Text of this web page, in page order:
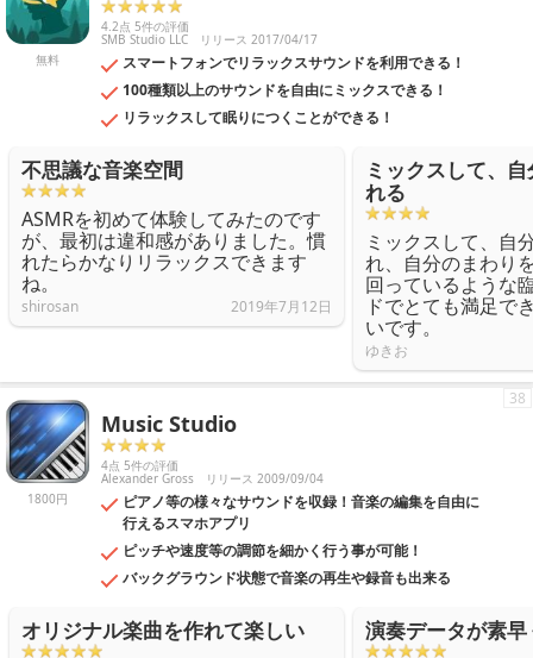
無料
4.2点 5件の評価
SMB Studio LLC リリース 2017/04/17
スマートフォンでリラックスサウンドを利用できる！
100種類以上のサウンドを自由にミックスできる！
リラックスして眠りにつくことができる！
不思議な音楽空間
ASMRを初めて体験してみたのです
が、最初は違和感がありました。慣
れたらかなりリラックスできます
ね。
shirosan 2019年7月12日
ミックスして、
れる
ミックスして、自
れ、自分のまわり
回っているような
ドでとても満足で
いです。
ゆきお
1800円
Music Studio
4点 5件の評価
Alexander Gross リリース 2009/09/04
ピアノ等の様々なサウンドを収録！音楽の編集を自由に
行えるスマホアプリ
ピッチや速度等の調節を細かく行う事が可能！
バックグラウンド状態で音楽の再生や録音も出来る
38
オリジナル楽曲を作れて楽しい 演奏データが素